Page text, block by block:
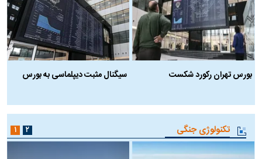
بورس تهران رکورد شکست
سیگنال مثبت دیپلماسی به بورس
تکنولوژی جنگی ۱ ۲